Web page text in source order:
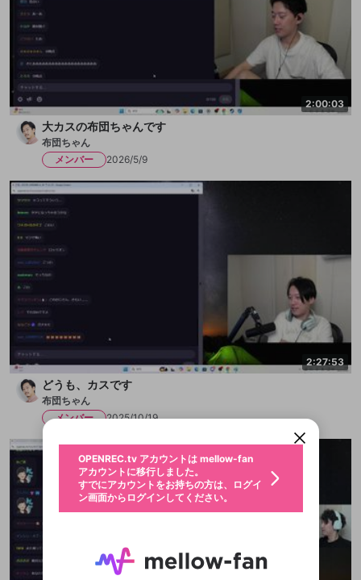
2:00:03
大カスの布団ちゃんです
布団ちゃん
メンバー
2026/5/9
2:27:53
どうも、カスです
布団ちゃん
メンバー
2025/10/19
ブレイクタイム広告
ライブ配信中に休憩するときに、最大1分間の広告
を表示することができます。
アプリで快適に視聴しよう！
OPENREC.tv アカウントは mellow-fan
アカウントに移行しました。
すでにアカウントをお持ちの方は、ログイ
新規登録
メールアドレスで新規登録
または
新規登録
@
OPENREC.tvアカウントはmellow-fanア
カウントに統合しました。
こちらからOPENREC.tvでログイン中のア
ログイン
メールアドレスでログイン
または
ログイン
OPENREC.tv アカウントは mellow-fan
アカウントに移行しました。
すでにアカウントをお持ちの方は、ログイ
ン画面からログインしてください。
登録したメールアドレスを入力し、送信してくださ
入力していただいたメールアドレ
スに、パスワード再設定用URLを
パーソナルデータの登録
年
生年月は登録後に変更できません。
認証コードの入力
セッションの有効期限が切れたた
不適切なユーザーとして報告しま
すか？
問題を選択してください
わいせつな表現
サブスクシェア
詳しくはこちら
限定コミュニティ参加方法
Discordアカウントをお持ちでない方